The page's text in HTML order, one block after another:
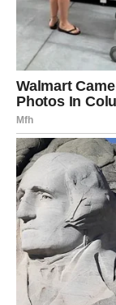
Uz redovito
oporavka i
u dišnim putevima.
Dodatni savjet: